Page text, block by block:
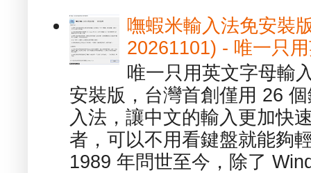
嘸蝦米輸入法免安裝
20261101) - 唯一只
唯一只用英文字母輸
安裝版，台灣首創僅用 26
入法，讓中文的輸入更加快
者，可以不用看鍵盤就能夠
1989 年問世至今，除了